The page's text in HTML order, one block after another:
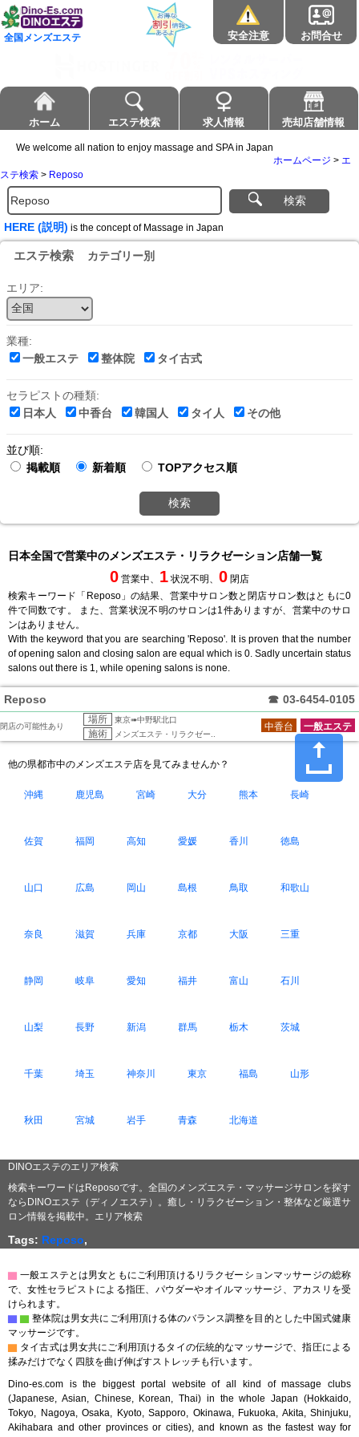
全国メンズエステ 安全注意 お問合せ
ホーム エステ検索 求人情報 売却店舗情報
We welcome all nation to enjoy massage and SPA in Japan
ホームページ > エ
ステ検索 > Reposo
検索
HERE (説明) is the concept of Massage in Japan
エステ検索 カテゴリー別
エリア:
業種:
一般エステ
整体院 タイ古式
セラピストの種類:
日本人
中香台 韓国人 タイ人 その他
並び順:
掲載順
新着順 TOPアクセス順
検索
日本全国で営業中のメンズエステ・リラクゼーション店舗一覧
0 営業中、 1 状況不明、 0 閉店
検索キーワード「Reposo」の結果、営業中サロン数と閉店サロン数はともに0
件で同数です。 また、営業状況不明のサロンは1件ありますが、営業中のサロ
ンはありません。
With the keyword that you are searching 'Reposo'. It is proven that the number
of opening salon and closing salon are equal which is 0. Sadly uncertain status
salons out there is 1, while opening salons is none.
Reposo ☎ 03-6454-0105
閉店の可能性あり
場所 東京➠中野駅北口
施術 メンズエステ・リラクゼー..
一般エステ
中香台
他の県都市中のメンズエステ店を見てみませんか？
沖縄 鹿児島 宮崎 大分 熊本 長崎
佐賀 福岡 高知 愛媛 香川 徳島
山口 広島 岡山 島根 鳥取 和歌山
奈良 滋賀 兵庫 京都 大阪 三重
静岡 岐阜 愛知 福井 富山 石川
山梨 長野 新潟 群馬 栃木 茨城
千葉 埼玉 神奈川 東京 福島 山形
秋田 宮城 岩手 青森 北海道
DINOエステのエリア検索
検索キーワードはReposoです。全国のメンズエステ・マッサージサロンを探す
ならDINOエステ（ディノエステ）。癒し・リラクゼーション・整体など厳選サ
ロン情報を掲載中。エリア検索
Tags: Reposo,
▇ 一般エステとは男女ともにご利用頂けるリラクゼーションマッサージの総称
で、女性セラピストによる指圧、パウダーやオイルマッサージ、アカスリを受
けられます。
▇ ▇ 整体院は男女共にご利用頂ける体のバランス調整を目的とした中国式健康
マッサージです。
▇ タイ古式は男女共にご利用頂けるタイの伝統的なマッサージで、指圧による
揉みだけでなく四肢を曲げ伸ばすストレッチも行います。
Dino-es.com is the biggest portal website of all kind of massage clubs
(Japanese, Asian, Chinese, Korean, Thai) in the whole Japan (Hokkaido,
Tokyo, Nagoya, Osaka, Kyoto, Sapporo, Okinawa, Fukuoka, Akita, Shinjuku,
Akihabara and other provinces or cities), and known as the fastest way for